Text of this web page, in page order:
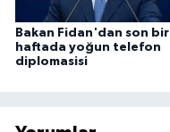
Bakan Fidan'dan son bir
haftada yoğun telefon
diplomasisi